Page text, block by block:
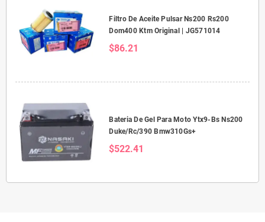
Filtro De Aceite Pulsar Ns200 Rs200
Dom400 Ktm Original | JG571014
$86.21
Bateria De Gel Para Moto Ytx9-Bs Ns200
Duke/Rc/390 Bmw310Gs+
$522.41